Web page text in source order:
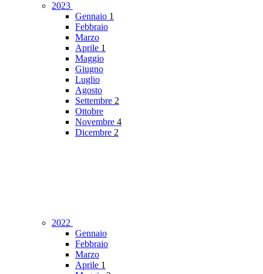
2023
Gennaio 1
Febbraio
Marzo
Aprile 1
Maggio
Giugno
Luglio
Agosto
Settembre 2
Ottobre
Novembre 4
Dicembre 2
2022
Gennaio
Febbraio
Marzo
Aprile 1